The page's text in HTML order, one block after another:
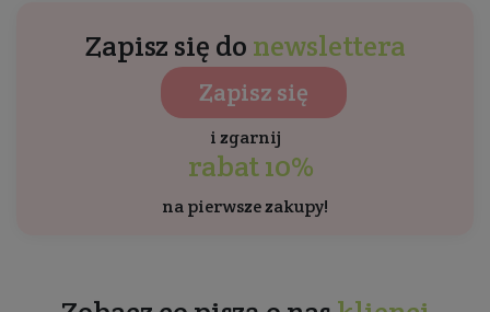
Zapisz się do newslettera
Zapisz się
i zgarnij
rabat 10%
na pierwsze zakupy!